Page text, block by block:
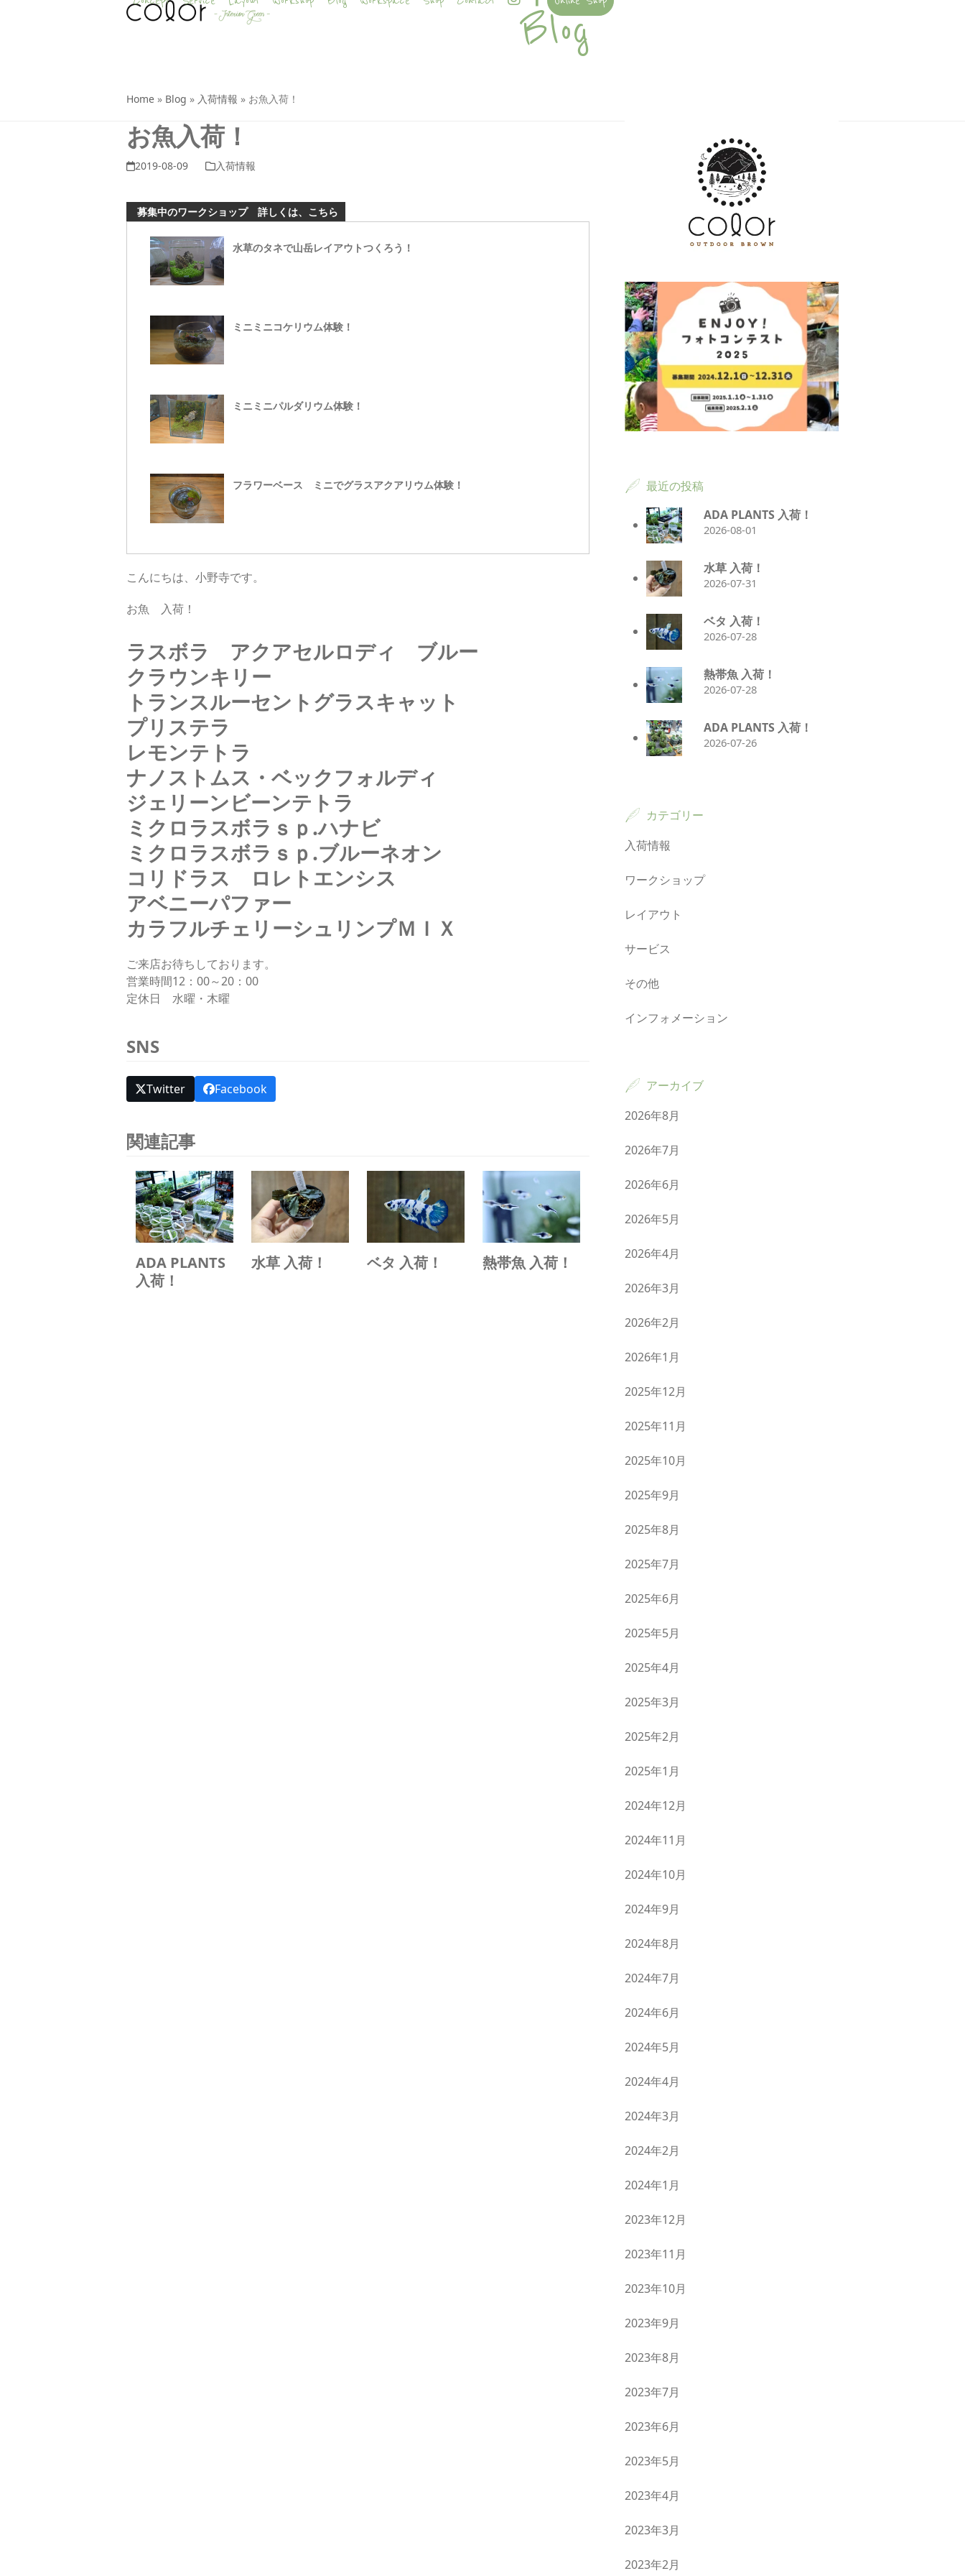
Blog
Home » Blog » 入荷情報 » お魚入荷！
お魚入荷！
2019-08-09 入荷情報
募集中のワークショップ 詳しくは、こちら
水草のタネで山岳レイアウトつくろう！
ミニミニコケリウム体験！
ミニミニパルダリウム体験！
フラワーベース ミニでグラスアクアリウム体験！
こんにちは、小野寺です。
お魚 入荷！
ラスボラ アクアセルロディ ブルー
クラウンキリー
トランスルーセントグラスキャット
プリステラ
レモンテトラ
ナノストムス・ベックフォルディ
ジェリーンビーンテトラ
ミクロラスボラｓｐ.ハナビ
ミクロラスボラｓｐ.ブルーネオン
コリドラス ロレトエンシス
アベニーパファー
カラフルチェリーシュリンプＭＩＸ
ご来店お待ちしております。
営業時間12：00～20：00
定休日 水曜・木曜
SNS
Twitter Facebook
関連記事
ADA PLANTS
入荷！
水草 入荷！ ベタ 入荷！ 熱帯魚 入荷！
最近の投稿
ADA PLANTS 入荷！
2026-08-01
水草 入荷！
2026-07-31
ベタ 入荷！
2026-07-28
熱帯魚 入荷！
2026-07-28
ADA PLANTS 入荷！
2026-07-26
カテゴリー
入荷情報
ワークショップ
レイアウト
サービス
その他
インフォメーション
アーカイブ
2026年8月
2026年7月
2026年6月
2026年5月
2026年4月
2026年3月
2026年2月
2026年1月
2025年12月
2025年11月
2025年10月
2025年9月
2025年8月
2025年7月
2025年6月
2025年5月
2025年4月
2025年3月
2025年2月
2025年1月
2024年12月
2024年11月
2024年10月
2024年9月
2024年8月
2024年7月
2024年6月
2024年5月
2024年4月
2024年3月
2024年2月
2024年1月
2023年12月
2023年11月
2023年10月
2023年9月
2023年8月
2023年7月
2023年6月
2023年5月
2023年4月
2023年3月
2023年2月